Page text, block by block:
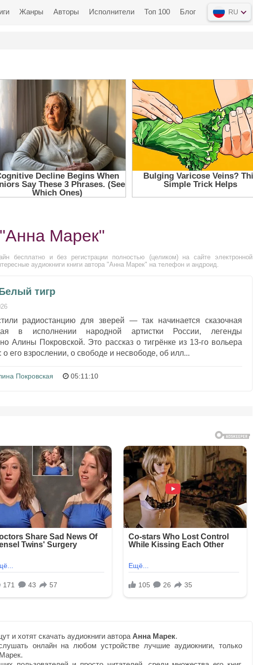
Жанры Авторы Исполнители Топ 100 Блог RU
Марек"
бесплатно и без регистрации полностью (целиком) на сайте электронной
аудиокниги книги автора "Анна Марек" на телефон и андроид.
тигр
радиостанцию для зверей — так начинается сказочная
в исполнении народной артистки России, легенды
Алины Покровской. Это рассказ о тигрёнке из 13-го вольера
его взрослении, о свободе и несвободе, об илл...
Покровская 05:11:10
и хотят скачать аудиокниги автора Анна Марек.
онлайн на любом устройстве лучшие аудиокниги, только